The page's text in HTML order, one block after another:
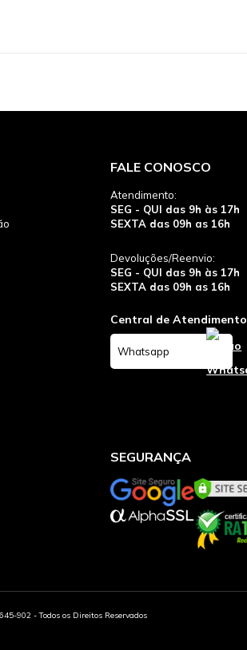
FALE CONOSCO
Atendimento:
SEG - QUI das 9h às 17h
SEXTA das 09h as 16h
Devoluções/Reenvio:
SEG - QUI das 9h às 17h
SEXTA das 09h as 16h
Central de Atendimento
Whatsapp
SEGURANÇA
902 - Todos os Direitos Reservados